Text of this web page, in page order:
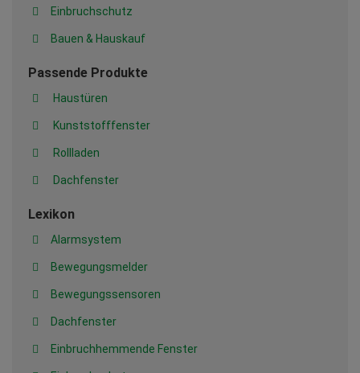
Einbruchschutz
Bauen & Hauskauf
Passende Produkte
Haustüren
Kunststofffenster
Rollladen
Dachfenster
Lexikon
Alarmsystem
Bewegungsmelder
Bewegungssensoren
Dachfenster
Einbruchhemmende Fenster